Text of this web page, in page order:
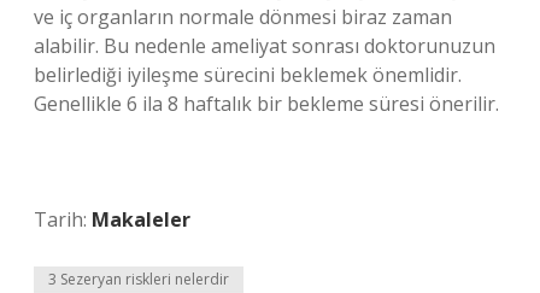
ve iç organların normale dönmesi biraz zaman
alabilir. Bu nedenle ameliyat sonrası doktorunuzun
belirlediği iyileşme sürecini beklemek önemlidir.
Genellikle 6 ila 8 haftalık bir bekleme süresi önerilir.
Tarih: Makaleler
3 Sezeryan riskleri nelerdir